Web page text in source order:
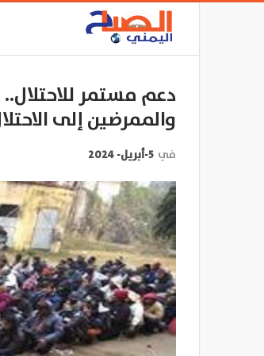
دعم مستمر
والممرضين إلى
في 5-أبريل- 2024